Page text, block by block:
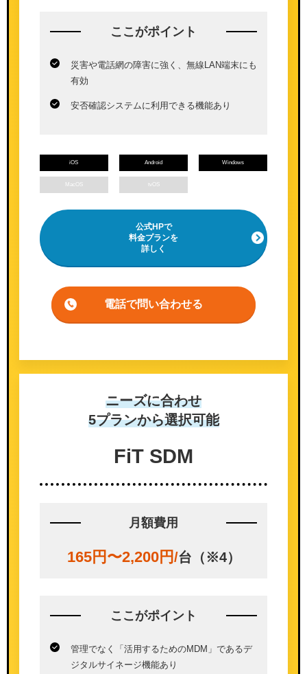
ここがポイント
災害や電話網の障害に強く、無線LAN端末にも
有効
安否確認システムに利用できる機能あり
iOS Android Windows
MacOS tvOS
公式HPで
料金プランを
詳しく
電話で問い合わせる
ニーズに合わせ
5プランから選択可能
FiT SDM
月額費用
165円〜2,200円/台（※4）
ここがポイント
管理でなく「活用するためのMDM」であるデ
ジタルサイネージ機能あり